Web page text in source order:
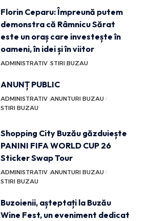
Florin Ceparu: Împreună putem
demonstra că Râmnicu Sărat
este un oraș care investește în
oameni, în idei și în viitor
ADMINISTRATIV STIRI BUZAU
ANUNȚ PUBLIC
ADMINISTRATIV ANUNTURI BUZAU
STIRI BUZAU
Shopping City Buzău găzduiește
PANINI FIFA WORLD CUP 26
Sticker Swap Tour
ADMINISTRATIV ANUNTURI BUZAU
STIRI BUZAU
Buzoienii, așteptați la Buzău
Wine Fest, un eveniment dedicat